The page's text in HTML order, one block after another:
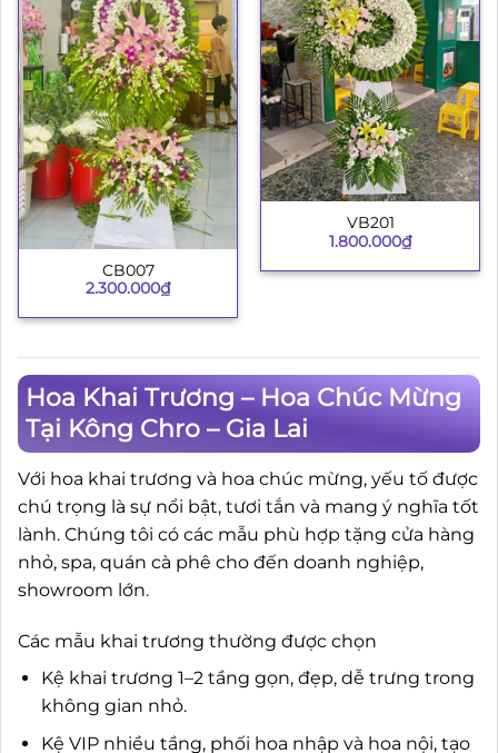
CB007
2.300.000₫
VB201
1.800.000₫
Hoa Khai Trương – Hoa Chúc Mừng
Tại Kông Chro – Gia Lai
Với hoa khai trương và hoa chúc mừng, yếu tố được
chú trọng là sự nổi bật, tươi tắn và mang ý nghĩa tốt
lành. Chúng tôi có các mẫu phù hợp tặng cửa hàng
nhỏ, spa, quán cà phê cho đến doanh nghiệp,
showroom lớn.
Các mẫu khai trương thường được chọn
Kệ khai trương 1–2 tầng gọn, đẹp, dễ trưng trong
không gian nhỏ.
Kệ VIP nhiều tầng, phối hoa nhập và hoa nội, tạo